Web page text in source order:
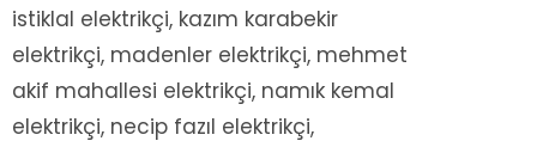
istiklal elektrikçi, kazım karabekir
elektrikçi, madenler elektrikçi, mehmet
akif mahallesi elektrikçi, namık kemal
elektrikçi, necip fazıl elektrikçi,